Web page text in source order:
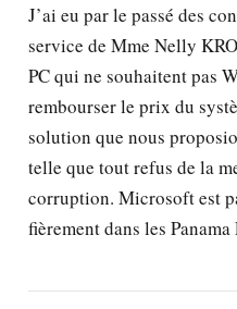
J’ai eu par le passé des
service de Mme Nelly
PC qui ne souhaitent pas
rembourser le prix du
solution que nous
telle que tout refus de la
corruption. Microsoft est
fièrement dans les Panama